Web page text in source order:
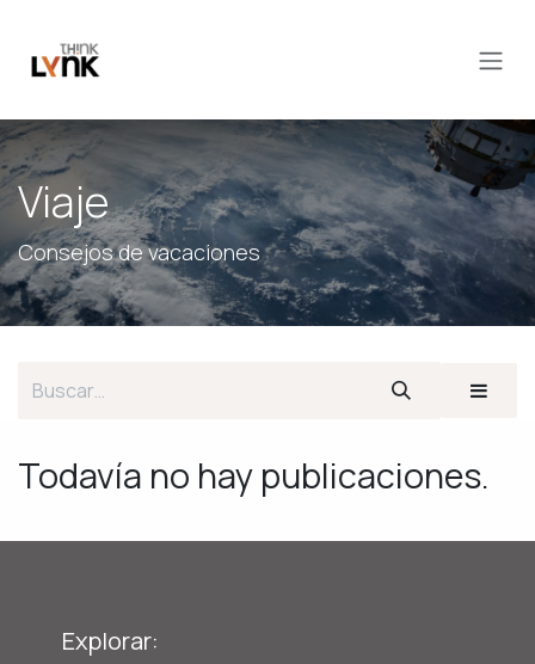
Viaje
Consejos de vacaciones
Todavía no hay publicaciones.
Explorar: